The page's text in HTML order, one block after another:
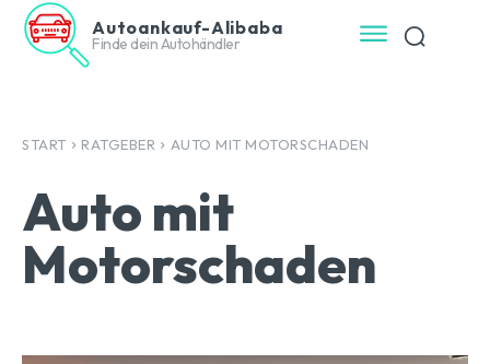
Autoankauf-Alibaba
Finde dein Autohändler
START RATGEBER AUTO MIT MOTORSCHADEN
Auto mit
Motorschaden